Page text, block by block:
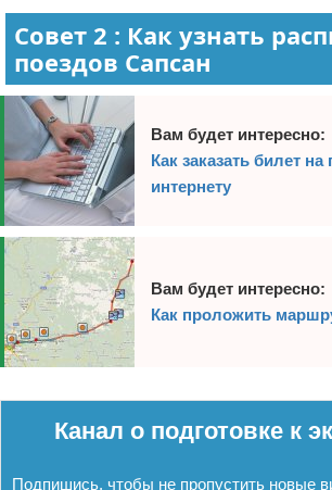
Совет 2 : Как узнать
поездов Сапсан
Вам будет интересно:
Как заказать билет на
интернету
Вам будет интересно:
Как проложить
Канал о подготовке к
Подпишись, чтобы не пропустить новые